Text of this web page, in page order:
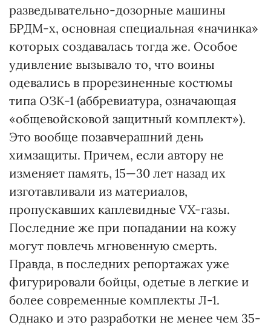
разведывательно-дозорные машины
БРДМ-х, основная специальная «начинка»
которых создавалась тогда же. Особое
удивление вызывало то, что воины
одевались в прорезиненные костюмы
типа ОЗК-1 (аббревиатура, означающая
«общевойсковой защитный комплект»).
Это вообще позавчерашний день
химзащиты. Причем, если автору не
изменяет память, 15—30 лет назад их
изготавливали из материалов,
пропускавших каплевидные VX-газы.
Последние же при попадании на кожу
могут повлечь мгновенную смерть.
Правда, в последних репортажах уже
фигурировали бойцы, одетые в легкие и
более современные комплекты Л-1.
Однако и это разработки не менее чем 35-